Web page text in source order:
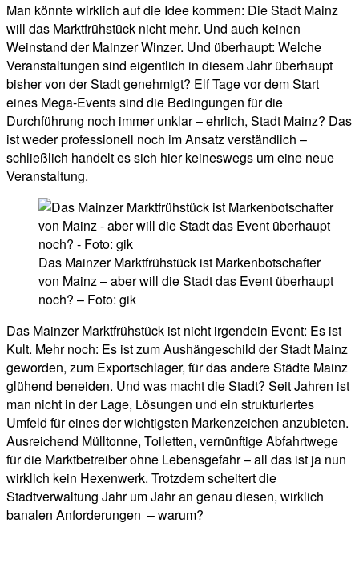
Man könnte wirklich auf die Idee kommen: Die Stadt Mainz
will das Marktfrühstück nicht mehr. Und auch keinen
Weinstand der Mainzer Winzer. Und überhaupt: Welche
Veranstaltungen sind eigentlich in diesem Jahr überhaupt
bisher von der Stadt genehmigt? Elf Tage vor dem Start
eines Mega-Events sind die Bedingungen für die
Durchführung noch immer unklar – ehrlich, Stadt Mainz? Das
ist weder professionell noch im Ansatz verständlich –
schließlich handelt es sich hier keineswegs um eine neue
Veranstaltung.
Das Mainzer Marktfrühstück ist Markenbotschafter
von Mainz – aber will die Stadt das Event überhaupt
noch? – Foto: gik
Das Mainzer Marktfrühstück ist nicht irgendein Event: Es ist
Kult. Mehr noch: Es ist zum Aushängeschild der Stadt Mainz
geworden, zum Exportschlager, für das andere Städte Mainz
glühend beneiden. Und was macht die Stadt? Seit Jahren ist
man nicht in der Lage, Lösungen und ein strukturiertes
Umfeld für eines der wichtigsten Markenzeichen anzubieten.
Ausreichend Mülltonne, Toiletten, vernünftige Abfahrtwege
für die Marktbetreiber ohne Lebensgefahr – all das ist ja nun
wirklich kein Hexenwerk. Trotzdem scheitert die
Stadtverwaltung Jahr um Jahr an genau diesen, wirklich
banalen Anforderungen – warum?